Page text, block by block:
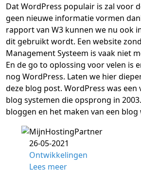
Dat WordPress populair is zal voor
geen nieuwe informatie vormen
rapport van W3 kunnen we nu ook
dit gebruikt wordt. Een website
Management Systeem is vaak niet
En de go to oplossing voor velen is
nog WordPress. Laten we hier
deze blog post. WordPress was een
blog systemen die opsprong in
bloggen en het maken van een blog
26-05-2021
Ontwikkelingen
Lees meer